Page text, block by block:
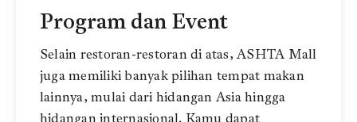
Program dan Event
Selain restoran-restoran di atas, ASHTA Mall
juga memiliki banyak pilihan tempat makan
lainnya, mulai dari hidangan Asia hingga